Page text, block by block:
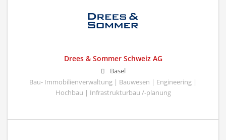
Drees & Sommer Schweiz AG
Basel
Bau- Immobilienverwaltung | Bauwesen | Engineering |
Hochbau | Infrastrukturbau /-planung